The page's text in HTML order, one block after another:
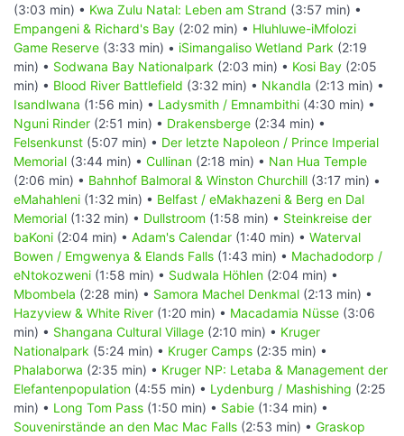
(3:03 min) • Kwa Zulu Natal: Leben am Strand (3:57 min) •
Empangeni & Richard's Bay (2:02 min) • Hluhluwe-iMfolozi
Game Reserve (3:33 min) • iSimangaliso Wetland Park (2:19
min) • Sodwana Bay Nationalpark (2:03 min) • Kosi Bay (2:05
min) • Blood River Battlefield (3:32 min) • Nkandla (2:13 min) •
Isandlwana (1:56 min) • Ladysmith / Emnambithi (4:30 min) •
Nguni Rinder (2:51 min) • Drakensberge (2:34 min) •
Felsenkunst (5:07 min) • Der letzte Napoleon / Prince Imperial
Memorial (3:44 min) • Cullinan (2:18 min) • Nan Hua Temple
(2:06 min) • Bahnhof Balmoral & Winston Churchill (3:17 min) •
eMahahleni (1:32 min) • Belfast / eMakhazeni & Berg en Dal
Memorial (1:32 min) • Dullstroom (1:58 min) • Steinkreise der
baKoni (2:04 min) • Adam's Calendar (1:40 min) • Waterval
Bowen / Emgwenya & Elands Falls (1:43 min) • Machadodorp /
eNtokozweni (1:58 min) • Sudwala Höhlen (2:04 min) •
Mbombela (2:28 min) • Samora Machel Denkmal (2:13 min) •
Hazyview & White River (1:20 min) • Macadamia Nüsse (3:06
min) • Shangana Cultural Village (2:10 min) • Kruger
Nationalpark (5:24 min) • Kruger Camps (2:35 min) •
Phalaborwa (2:35 min) • Kruger NP: Letaba & Management der
Elefantenpopulation (4:55 min) • Lydenburg / Mashishing (2:25
min) • Long Tom Pass (1:50 min) • Sabie (1:34 min) •
Souvenirstände an den Mac Mac Falls (2:53 min) • Graskop